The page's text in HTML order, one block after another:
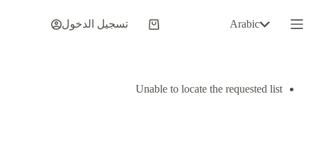
إلى
المحتوى
Arabic
عربة
تسجيل الدخول
Unable to locate the requested list